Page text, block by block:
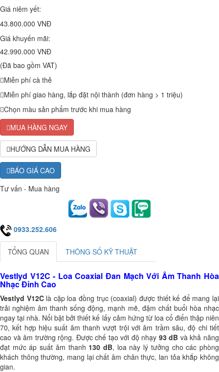
Giá niêm yết:
43.800.000 VNĐ
Giá khuyến mãi:
42.990.000 VNĐ
(Đã bao gồm VAT)
Miễn phí cà thẻ
Miễn phí giao hàng, lắp đặt nội thành (đơn hàng > 1 triệu)
Chọn màu sản phẩm trước khi mua hàng
MUA HÀNG NGAY
HƯỚNG DẪN MUA HÀNG
BÁO GIÁ CAO
Tư vấn - Mua hàng
0933.252.606
TỔNG QUAN THÔNG SỐ KỸ THUẬT
Vestlyd V12C - Loa Coaxial Đan Mạch Với Âm Thanh Hòa
Nhạc Đỉnh Cao
Vestlyd V12Clà cặp loa đồng trục (coaxial) được thiết kế để mang lại
trải nghiệm âm thanh sống động, mạnh mẽ, đậm chất buổi hòa nhạc
ngay tại nhà. Nổi bật bởi thiết kế lấy cảm hứng từ loa cổ điển thập niên
70, kết hợp hiệu suất âm thanh vượt trội với âm trầm sâu, độ chi tiết
cao và âm trường rộng. Được chế tạo với độ nhạy 93 dB và khả năng
đạt mức áp suất âm thanh 130 dB, loa này lý tưởng cho các phòng
khách thông thường, mang lại chất âm chân thực, lan tỏa khắp không
gian.